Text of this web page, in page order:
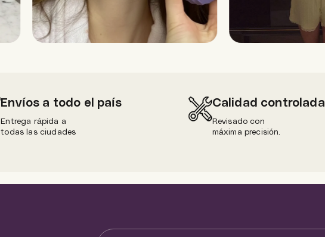
Envíos a todo el país
Entrega rápida a
todas las ciudades
Calidad controlada
Revisado con
máxima precisión.